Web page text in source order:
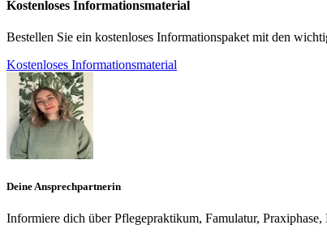
Kostenloses Informationsmaterial
Bestellen Sie ein kostenloses Informationspaket mit den
Kostenloses Informationsmaterial
Deine Ansprechpartnerin
Informiere dich über Pflegepraktikum, Famulatur,